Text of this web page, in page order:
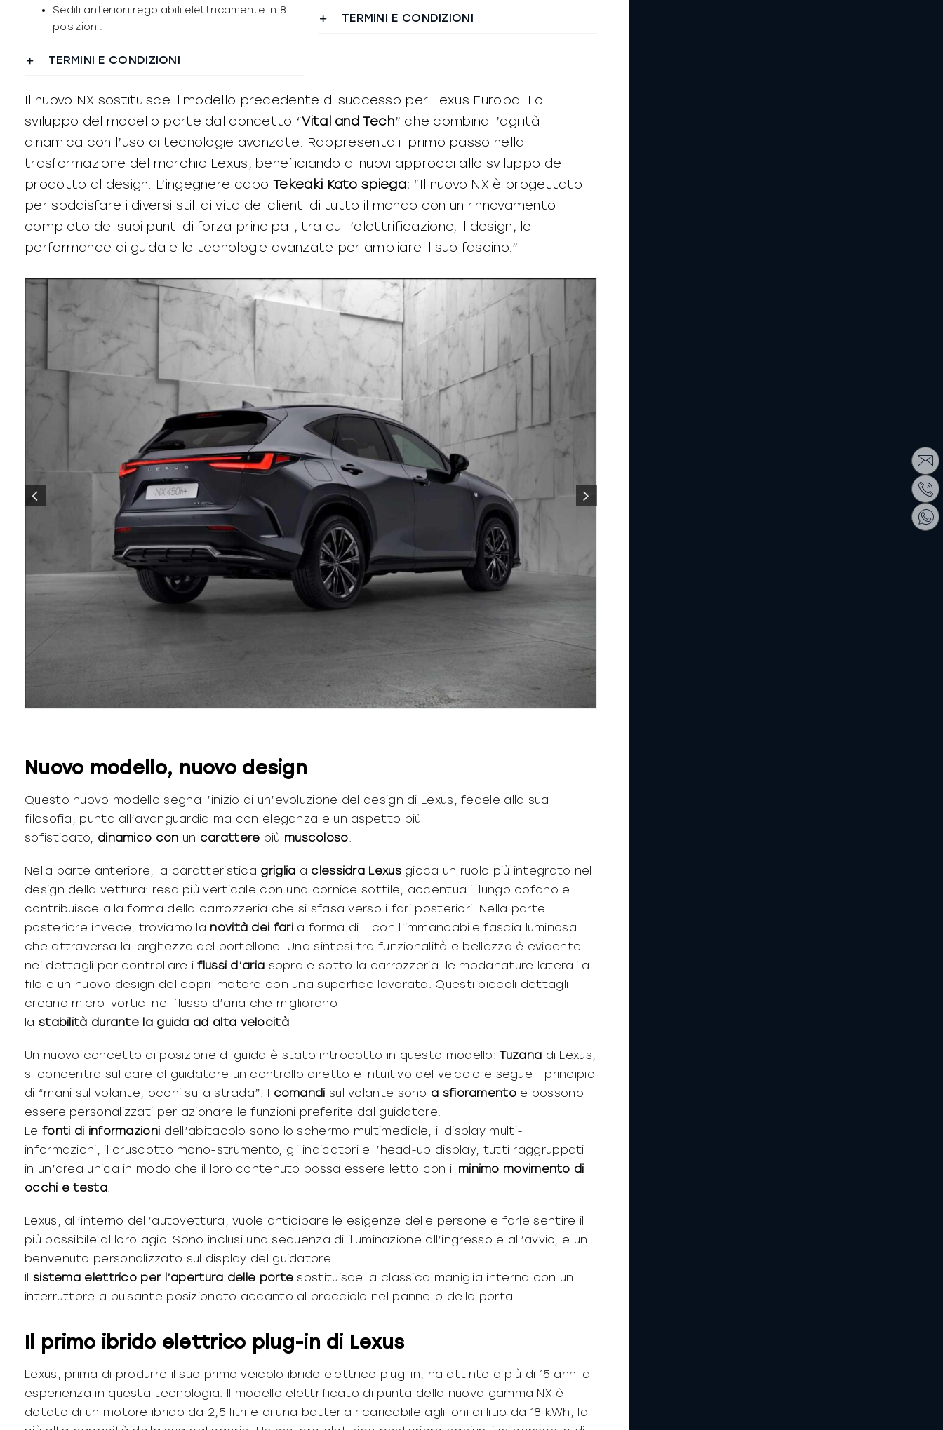
Sedili anteriori regolabili elettricamente in 8
posizioni.
TERMINI E CONDIZIONI
TERMINI E CONDIZIONI
Il nuovo NX sostituisce il modello precedente di successo per Lexus Europa. Lo
sviluppo del modello parte dal concetto “Vital and Tech” che combina l’agilità
dinamica con l’uso di tecnologie avanzate. Rappresenta il primo passo nella
trasformazione del marchio Lexus, beneficiando di nuovi approcci allo sviluppo del
prodotto al design. L’ingegnere capoTekeaki Kato spiega: “Il nuovo NX è progettato
per soddisfare i diversi stili di vita dei clienti di tutto il mondo con un rinnovamento
completo dei suoi punti di forza principali, tra cui l’elettrificazione, il design, le
performance di guida e le tecnologie avanzate per ampliare il suo fascino.”
Nuovo modello, nuovo design
Questo nuovo modello segna l’inizio di un’evoluzione del design di Lexus, fedele alla sua
filosofia, punta all’avanguardia ma con eleganza e un aspetto più
sofisticato, dinamico con un carattere più muscoloso.
Nella parte anteriore, la caratteristica griglia a clessidra Lexusgioca un ruolo più integrato nel
design della vettura: resa più verticale con una cornice sottile, accentua il lungo cofano e
contribuisce alla forma della carrozzeria che si sfasa verso i fari posteriori. Nella parte
posteriore invece, troviamo la novità dei faria forma di L con l’immancabile fascia luminosa
che attraversa la larghezza del portellone. Una sintesi tra funzionalità e bellezza è evidente
nei dettagli per controllare iflussi d’aria sopra e sotto la carrozzeria: le modanature laterali a
filo e un nuovo design del copri-motore con una superfice lavorata. Questi piccoli dettagli
creano micro-vortici nel flusso d’aria che migliorano
la stabilità durante la guida ad alta velocità
Un nuovo concetto di posizione di guida è stato introdotto in questo modello:Tuzana di Lexus,
si concentra sul dare al guidatore un controllo diretto e intuitivo del veicolo e segue il principio
di “mani sul volante, occhi sulla strada”. I comandi sul volante sono a sfioramentoe possono
essere personalizzati per azionare le funzioni preferite dal guidatore.
Le fonti di informazioni dell’abitacolo sono lo schermo multimediale, il display multi-
informazioni, il cruscotto mono-strumento, gli indicatori e l’head-up display, tutti raggruppati
in un’area unica in modo che il loro contenuto possa essere letto con il minimo movimento di
occhi e testa.
Lexus, all’interno dell’autovettura, vuole anticipare le esigenze delle persone e farle sentire il
più possibile al loro agio. Sono inclusi una sequenza di illuminazione all’ingresso e all’avvio, e un
benvenuto personalizzato sul display del guidatore.
Il sistema elettrico per l’apertura delle porte sostituisce la classica maniglia interna con un
interruttore a pulsante posizionato accanto al bracciolo nel pannello della porta.
Il primo ibrido elettrico plug-in di Lexus
Lexus, prima di produrre il suo primo veicolo ibrido elettrico plug-in, ha attinto a più di 15 anni di
esperienza in questa tecnologia. Il modello elettrificato di punta della nuova gamma NX è
dotato di un motore ibrido da 2,5 litri e di una batteria ricaricabile agli ioni di litio da 18 kWh, la